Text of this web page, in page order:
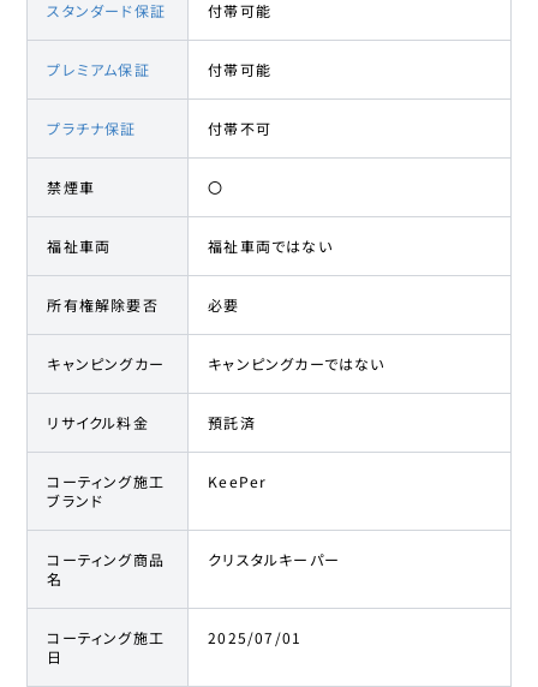
スタンダード保証 付帯可能
プレミアム保証 付帯可能
プラチナ保証 付帯不可
禁煙車 〇
福祉車両 福祉車両ではない
所有権解除要否 必要
キャンピングカー キャンピングカーではない
リサイクル料金 預託済
コーティング施工
ブランド
KeePer
コーティング商品
名
クリスタルキーパー
コーティング施工
日
2025/07/01